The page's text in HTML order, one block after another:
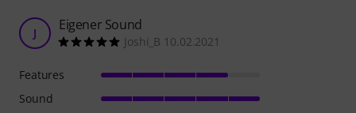
J Eigener Sound
Joshi_B 10.02.2021
Features
Sound